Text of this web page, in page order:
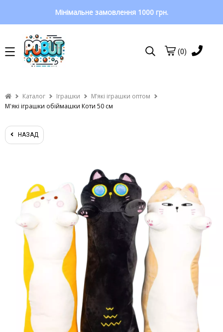
Мінімальне замовлення 1000 грн.
(0)
Каталог Іграшки
Мʼякі іграшки оптом
М'які іграшки обіймашки Коти 50 см
НАЗАД